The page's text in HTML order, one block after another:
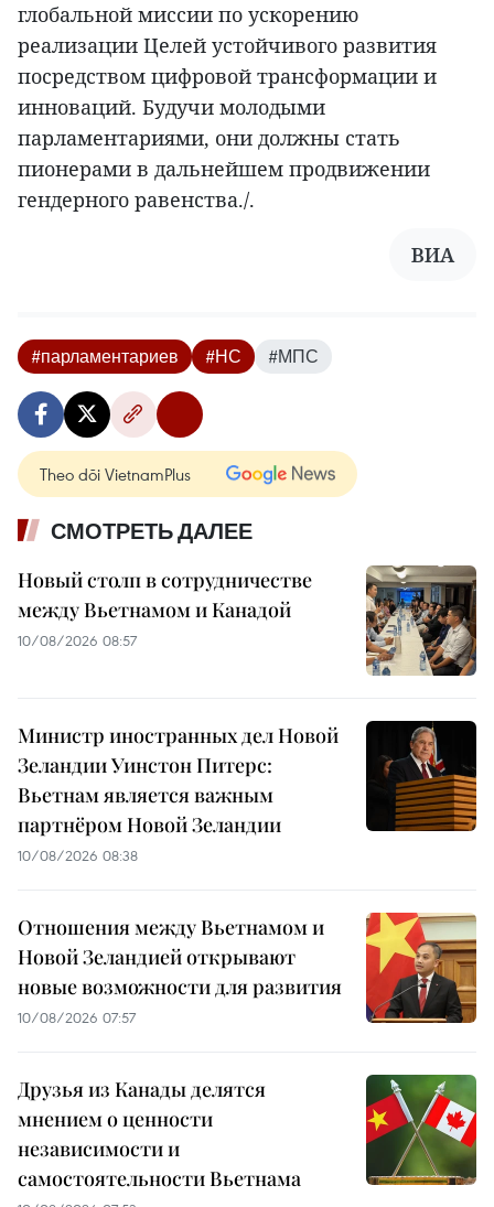
глобальной миссии по ускорению
реализации Целей устойчивого развития
посредством цифровой трансформации и
инноваций. Будучи молодыми
парламентариями, они должны стать
пионерами в дальнейшем продвижении
гендерного равенства./.
ВИА
#парламентариев #НС #МПС
Theo dõi VietnamPlus
СМОТРЕТЬ ДАЛЕЕ
Новый столп в сотрудничестве
между Вьетнамом и Канадой
10/08/2026 08:57
Министр иностранных дел Новой
Зеландии Уинстон Питерс:
Вьетнам является важным
партнёром Новой Зеландии
10/08/2026 08:38
Отношения между Вьетнамом и
Новой Зеландией открывают
новые возможности для развития
10/08/2026 07:57
Друзья из Канады делятся
мнением о ценности
независимости и
самостоятельности Вьетнама